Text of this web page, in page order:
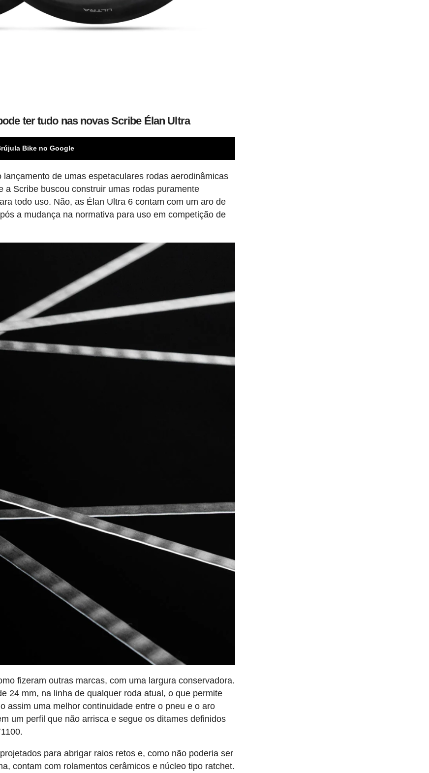
ter tudo nas novas Scribe Élan Ultra
Bike no Google
de umas espetaculares rodas aerodinâmicas
Scribe buscou construir umas rodas puramente
todo uso. Não, as Élan Ultra 6 contam com um aro de
a mudança na normativa para uso em competição de
fizeram outras marcas, com uma largura conservadora.
24 mm, na linha de qualquer roda atual, o que permite
assim uma melhor continuidade entre o pneu e o aro
um perfil que não arrisca e segue os ditames definidos
para abrigar raios retos e, como não poderia ser
contam com rolamentos cerâmicos e núcleo tipo ratchet.